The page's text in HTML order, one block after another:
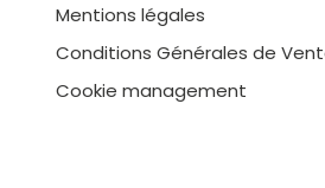
Mentions légales
Conditions Générales de
Cookie management